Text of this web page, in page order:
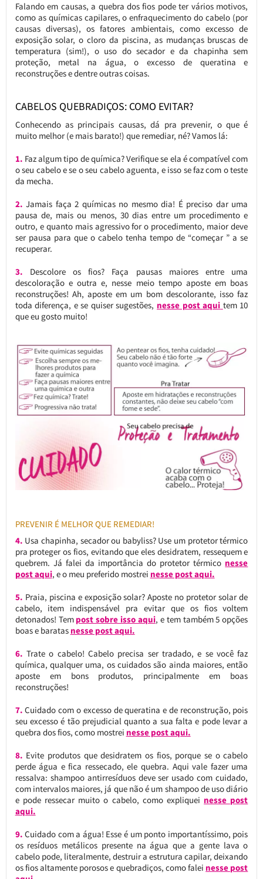
Falando em causas, a quebra dos fios pode ter vários motivos,
como as químicas capilares, o enfraquecimento do cabelo (por
causas diversas), os fatores ambientais, como excesso de
exposição solar, o cloro da piscina, as mudanças bruscas de
temperatura (sim!), o uso do secador e da chapinha sem
proteção, metal na água, o excesso de queratina e
reconstruções e dentre outras coisas.
CABELOS QUEBRADIÇOS: COMO EVITAR?
Conhecendo as principais causas, dá pra prevenir, o que é
muito melhor (e mais barato!) que remediar, né? Vamos lá:
1. Faz algum tipo de química? Verifique se ela é compatível com
o seu cabelo e se o seu cabelo aguenta, e isso se faz com o teste
da mecha.
2. Jamais faça 2 químicas no mesmo dia! É preciso dar uma
pausa de, mais ou menos, 30 dias entre um procedimento e
outro, e quanto mais agressivo for o procedimento, maior deve
ser pausa para que o cabelo tenha tempo de “começar ” a se
recuperar.
3. Descolore os fios? Faça pausas maiores entre uma
descoloração e outra e, nesse meio tempo aposte em boas
reconstruções! Ah, aposte em um bom descolorante, isso faz
toda diferença, e se quiser sugestões, nesse post aqui tem 10
que eu gosto muito!
PREVENIR É MELHOR QUE REMEDIAR!
4. Usa chapinha, secador ou babyliss? Use um protetor térmico
pra proteger os fios, evitando que eles desidratem, ressequem e
quebrem. Já falei da importância do protetor térmico nesse
post aqui, e o meu preferido mostrei nesse post aqui.
5. Praia, piscina e exposição solar? Aposte no protetor solar de
cabelo, item indispensável pra evitar que os fios voltem
detonados! Tem post sobre isso aqui, e tem também 5 opções
boas e baratas nesse post aqui.
6. Trate o cabelo! Cabelo precisa ser tradado, e se você faz
química, qualquer uma, os cuidados são ainda maiores, então
aposte em bons produtos, principalmente em boas
reconstruções!
7.Cuidado com o excesso de queratina e de reconstrução, pois
seu excesso é tão prejudicial quanto a sua falta e pode levar a
quebra dos fios, como mostrei nesse post aqui.
8. Evite produtos que desidratem os fios, porque se o cabelo
perde água e fica ressecado, ele quebra. Aqui vale fazer uma
ressalva: shampoo antirresíduos deve ser usado com cuidado,
com intervalos maiores, já que não é um shampoo de uso diário
e pode ressecar muito o cabelo, como expliquei nesse post
aqui.
9. Cuidado com a água! Esse é um ponto importantíssimo, pois
os resíduos metálicos presente na água que a gente lava o
cabelo pode, literalmente, destruir a estrutura capilar, deixando
os fios altamente porosos e quebradiços, como falei nesse post